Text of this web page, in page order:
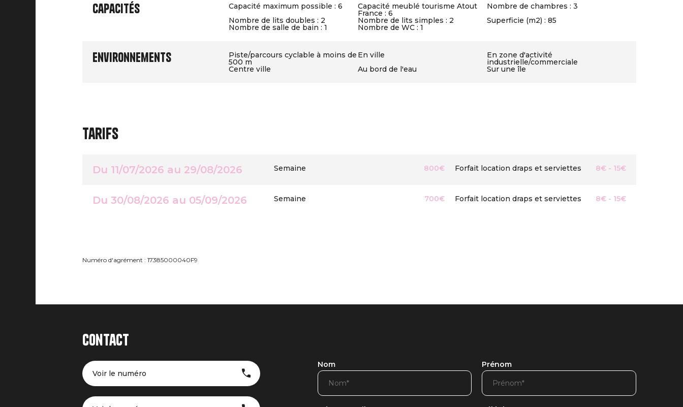
Capacités Capacité maximum possible : 6 Capacité meublé tourisme Atout
France : 6
Nombre de chambres : 3
Nombre de lits doubles : 2
Nombre de lits simples : 2 Superficie (m2) : 85
Nombre de salle de bain : 1 Nombre de WC : 1
Environnements Piste/parcours cyclable à moins de
500 m
En ville En zone d'activité
industrielle/commerciale
Centre ville Au bord de l'eau Sur une île
Tarifs
Du 11/07/2026 au 29/08/2026 Semaine 800€ Forfait location draps et serviettes 8€ - 15€
Du 30/08/2026 au 05/09/2026 Semaine 700€ Forfait location draps et serviettes 8€ - 15€
Numéro d'agrément : 17385000040F9
Contact
Voir le numéro
Nom Prénom